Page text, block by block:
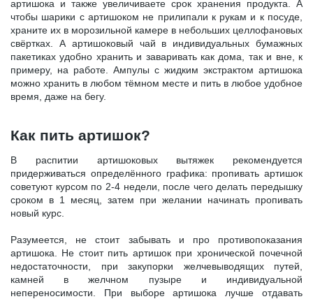
артишока и также увеличиваете срок хранения продукта. А
чтобы шарики с артишоком не прилипали к рукам и к посуде,
храните их в морозильной камере в небольших целлофановых
свёртках. А артишоковый чай в индивидуальных бумажных
пакетиках удобно хранить и заваривать как дома, так и вне, к
примеру, на работе. Ампулы с жидким экстрактом артишока
можно хранить в любом тёмном месте и пить в любое удобное
время, даже на бегу.
Как пить артишок?
В распитии артишоковых вытяжек рекомендуется
придерживаться определённого графика: пропивать артишок
советуют курсом по 2-4 недели, после чего делать передышку
сроком в 1 месяц, затем при желании начинать пропивать
новый курс.
Разумеется, не стоит забывать и про противопоказания
артишока. Не стоит пить артишок при хронической почечной
недостаточности, при закупорки желчевыводящих путей,
камней в желчном пузыре и индивидуальной
непереносимости. При выборе артишока лучше отдавать